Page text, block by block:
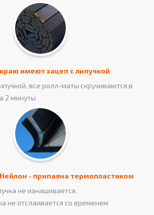
имеют зацеп с липучкой
все ролл-маты скручиваются в
2 минуты
- припаяна термопластиком
не изнашивается.
не отслаивается со временем